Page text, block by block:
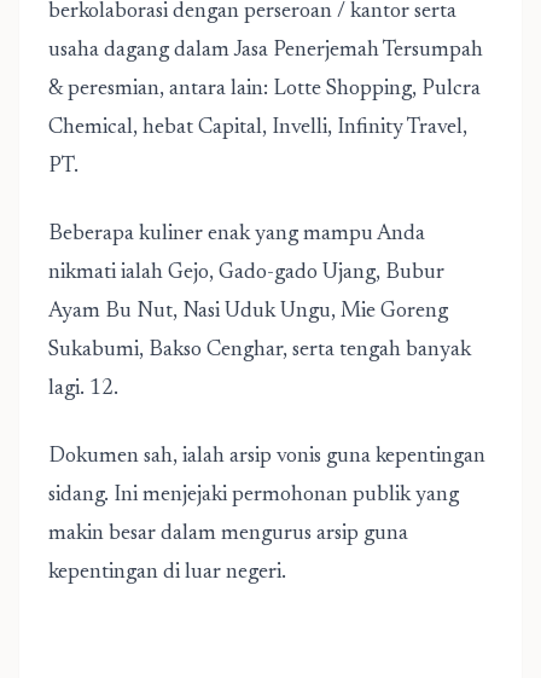
berkolaborasi dengan perseroan / kantor serta
usaha dagang dalam Jasa Penerjemah Tersumpah
& peresmian, antara lain: Lotte Shopping, Pulcra
Chemical, hebat Capital, Invelli, Infinity Travel,
PT.
Beberapa kuliner enak yang mampu Anda
nikmati ialah Gejo, Gado-gado Ujang, Bubur
Ayam Bu Nut, Nasi Uduk Ungu, Mie Goreng
Sukabumi, Bakso Cenghar, serta tengah banyak
lagi. 12.
Dokumen sah, ialah arsip vonis guna kepentingan
sidang. Ini menjejaki permohonan publik yang
makin besar dalam mengurus arsip guna
kepentingan di luar negeri.